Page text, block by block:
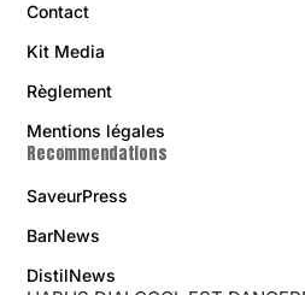
Contact
Kit Media
Règlement
Mentions légales
Recommendations
SaveurPress
BarNews
DistilNews